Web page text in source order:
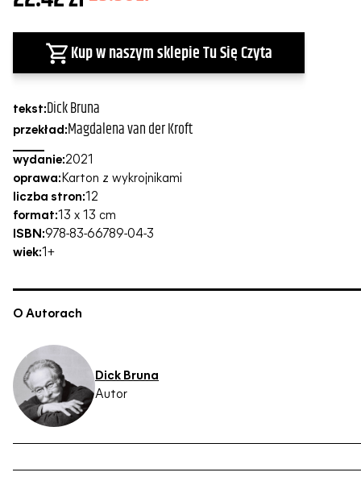
Kup w naszym sklepie Tu Się Czyta
tekst:Dick Bruna
przekład:Magdalena van der Kroft
wydanie:2021
oprawa:Karton z wykrojnikami
liczba stron:12
format:13 x 13 cm
ISBN:978-83-66789-04-3
wiek:1+
O Autorach
Dick Bruna
Autor